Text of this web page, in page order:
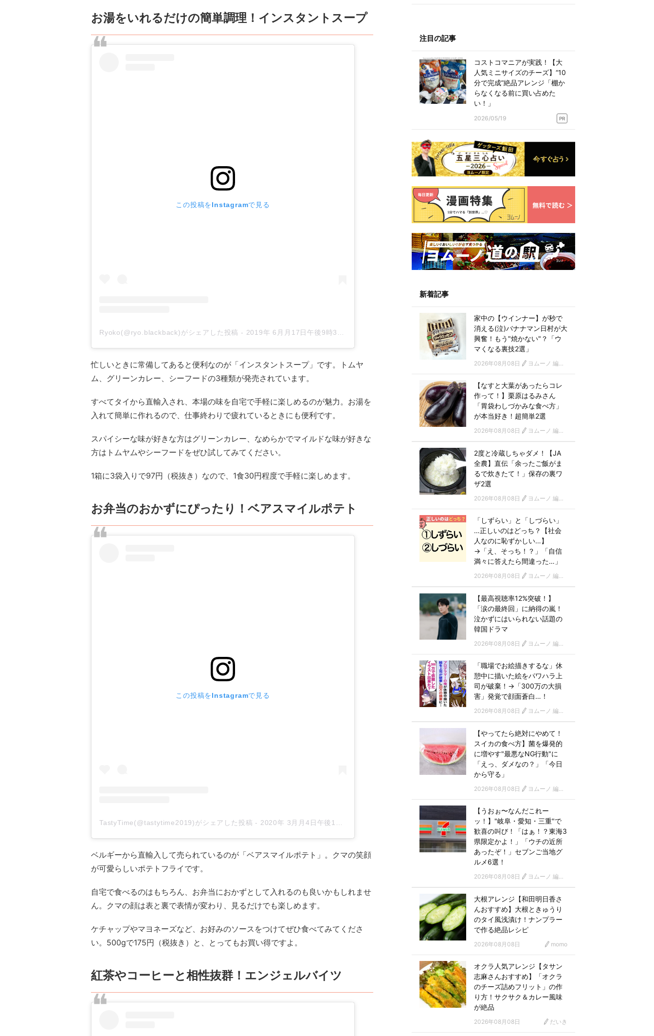
お湯をいれるだけの簡単調理！インスタントスープ
この投稿をInstagramで見る
Ryoko(@ryo.blackback)がシェアした投稿 - 2019年 6月月17日午後9時32分PDT
忙しいときに常備してあると便利なのが「インスタントスープ」です。トムヤ
ム、グリーンカレー、シーフードの3種類が発売されています。
すべてタイから直輸入され、本場の味を自宅で手軽に楽しめるのが魅力。お湯を
入れて簡単に作れるので、仕事終わりで疲れているときにも便利です。
スパイシーな味が好きな方はグリーンカレー、なめらかでマイルドな味が好きな
方はトムヤムやシーフードをぜひ試してみてください。
1箱に3袋入りで97円（税抜き）なので、1食30円程度で手軽に楽しめます。
お弁当のおかずにぴったり！ベアスマイルポテト
この投稿をInstagramで見る
TastyTime(@tastytime2019)がシェアした投稿 - 2020年 3月月4日午後10時23分PST
ベルギーから直輸入して売られているのが「ベアスマイルポテト」。クマの笑顔
が可愛らしいポテトフライです。
自宅で食べるのはもちろん、お弁当におかずとして入れるのも良いかもしれませ
ん。クマの顔は表と裏で表情が変わり、見るだけでも楽しめます。
ケチャップやマヨネーズなど、お好みのソースをつけてぜひ食べてみてくださ
い。500gで175円（税抜き）と、とってもお買い得ですよ。
紅茶やコーヒーと相性抜群！エンジェルバイツ
注目の記事
コストコマニアが実践！【大
人気ミニサイズのチーズ】“10
分で完成”絶品アレンジ「棚か
らなくなる前に買い占めた
い！」
2026/05/19 PR
新着記事
家中の【ウインナー】が秒で
消える(泣)バナナマン日村が大
興奮！もう"焼かない"？「ウ
マくなる裏技2選」
2026年08月08日 ヨムーノ 編集部
【なすと大葉があったらコレ
作って！】栗原はるみさん
「胃袋わしづかみな食べ方」
が本当好き！超簡単2選
2026年08月08日 ヨムーノ 編集部
2度と冷蔵しちゃダメ！【JA
全農】直伝「余ったご飯がま
るで炊きたて！」保存の裏ワ
ザ2選
2026年08月08日 ヨムーノ 編集部
「しずらい」と「しづらい」
…正しいのはどっち？【社会
人なのに恥ずかしい…】
→「え、そっち！？」「自信
満々に答えたら間違った…」
2026年08月08日 ヨムーノ 編集部
【最高視聴率12%突破！】
「涙の最終回」に納得の嵐！
泣かずにはいられない話題の
韓国ドラマ
2026年08月08日 ヨムーノ 編集部 韓国ドラマチーム
「職場でお絵描きするな」休
憩中に描いた絵をパワハラ上
司が破棄！→「300万の大損
害」発覚で顔面蒼白…！
2026年08月08日 ヨムーノ 編集部
【やってたら絶対にやめて！
スイカの食べ方】菌を爆発的
に増やす"最悪なNG行動"に
「えっ、ダメなの？」「今日
から守る」
2026年08月08日 ヨムーノ 編集部
【うおぉ〜なんだこれー
ッ！】"岐阜・愛知・三重"で
歓喜の叫び！「はぁ！？東海3
県限定かよ！」「ウチの近所
あったぞ！」セブンご当地グ
ルメ6選！
2026年08月08日 ヨムーノ 編集部
大根アレンジ【和田明日香さ
んおすすめ】大根ときゅうり
のタイ風浅漬け！ナンプラー
で作る絶品レシピ
2026年08月08日 momo
オクラ人気アレンジ【タサン
志麻さんおすすめ】「オクラ
のチーズ詰めフリット」の作
り方！サクサク＆カレー風味
が絶品
2026年08月08日 だいき